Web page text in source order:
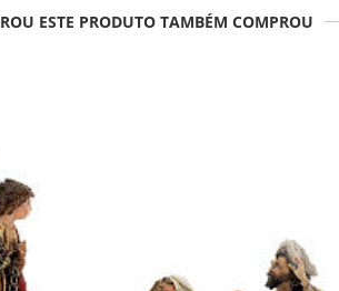
ESTE PRODUTO TAMBÉM COMPROU